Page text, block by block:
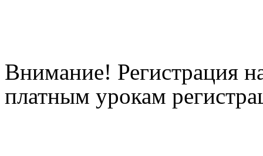
Внимание! Регистрация
платным урокам